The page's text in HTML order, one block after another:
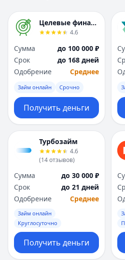
Целевые финансы
4.6
Сумма
до 100 000 ₽
Срок
до 168 дней
Одобрение
Среднее
Займ онлайн Срочно
Получить деньги
Турбозайм
4.6
(14отзывов)
Сумма
до 30 000 ₽
Срок
до 21 дней
Одобрение
Среднее
Займ онлайн
Круглосуточно
Получить деньги